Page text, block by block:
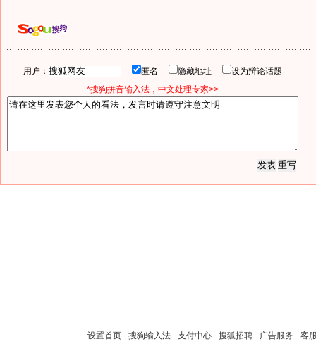
用户： 匿名 隐藏地址
设为辩论话题
*搜狗拼音输入法，中文处理专家>>
设置首页 - 搜狗输入法 - 支付中心 - 搜狐招聘 - 广告服务 - 客